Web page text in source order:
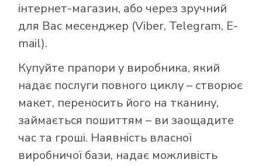
інтернет-магазин, або через зручний
для Вас месенджер (Viber, Telegram, E-
mail).
Купуйте прапори у виробника, який
надає послуги повного циклу – створює
макет, переносить його на тканину,
займається пошиттям – ви заощадите
час та гроші. Наявність власної
виробничої бази, надає можливість